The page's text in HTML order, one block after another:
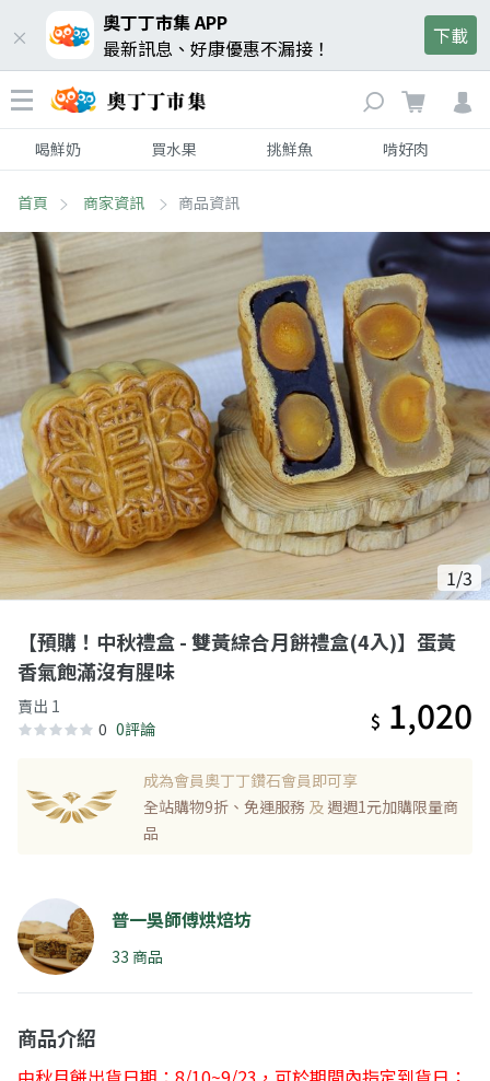
奧丁丁市集 APP
最新訊息、好康優惠不漏接！
下載
喝鮮奶 買水果 挑鮮魚 啃好肉
首頁 商家資訊 商品資訊
1/3
【預購！中秋禮盒 - 雙黃綜合月餅禮盒(4入)】蛋黃
香氣飽滿沒有腥味
賣出 1
0 0評論 $ 1,020
成為會員奧丁丁鑽石會員即可享
全站購物9折、免運服務 及 週週1元加購限量商
品
普一吳師傅烘焙坊
33 商品
商品介紹